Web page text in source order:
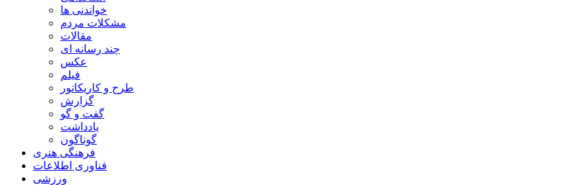
خواندنی ها
مشکلات مردم
مقالات
چند رسانه ای
عکس
فیلم
طرح و کاریکاتور
گزارش
گفت و گو
یادداشت
گوناگون
فرهنگی هنری
فناوری اطلاعات
ورزشی